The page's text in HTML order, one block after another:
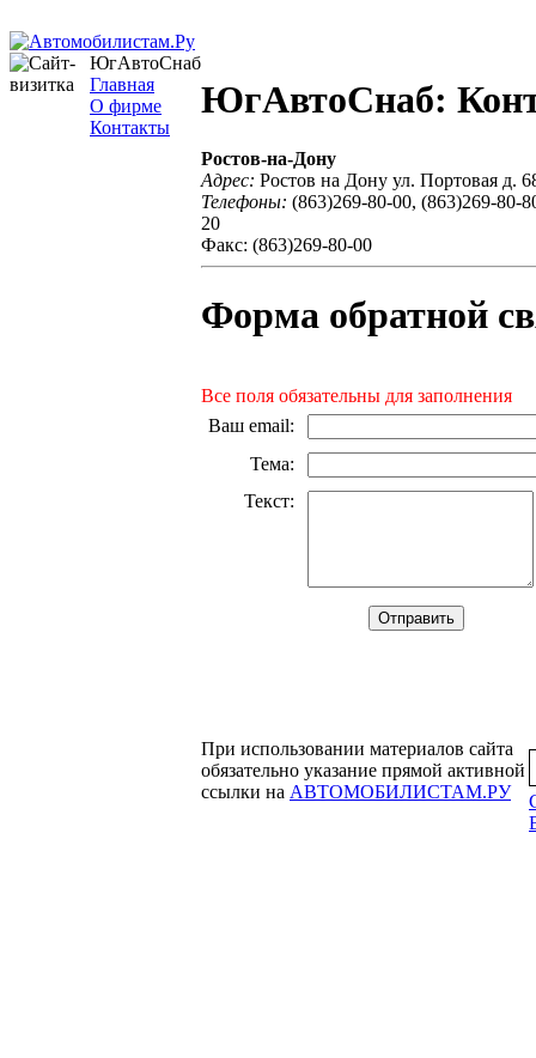
ЮгАвтоСнаб
Главная
О фирме
Контакты
ЮгАвтоСнаб:
Ростов-на-Дону
Адрес: Ростов на Дону ул. Портовая д.
Телефоны: (863)269-80-00, (863)269-80-
20
Факс: (863)269-80-00
Форма обратной
Все поля обязательны для заполнения
Ваш email:
Тема:
Текст:
При использовании материалов сайта
обязательно указание прямой активной
ссылки на АВТОМОБИЛИСТАМ.РУ